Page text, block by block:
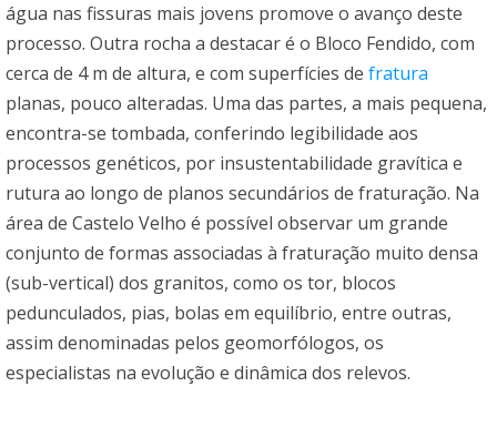
água nas fissuras mais jovens promove o avanço deste
processo. Outra rocha a destacar é o Bloco Fendido, com
cerca de 4 m de altura, e com superfícies de fratura
planas, pouco alteradas. Uma das partes, a mais pequena,
encontra-se tombada, conferindo legibilidade aos
processos genéticos, por insustentabilidade gravítica e
rutura ao longo de planos secundários de fraturação. Na
área de Castelo Velho é possível observar um grande
conjunto de formas associadas à fraturação muito densa
(sub-vertical) dos granitos, como os tor, blocos
pedunculados, pias, bolas em equilíbrio, entre outras,
assim denominadas pelos geomorfólogos, os
especialistas na evolução e dinâmica dos relevos.